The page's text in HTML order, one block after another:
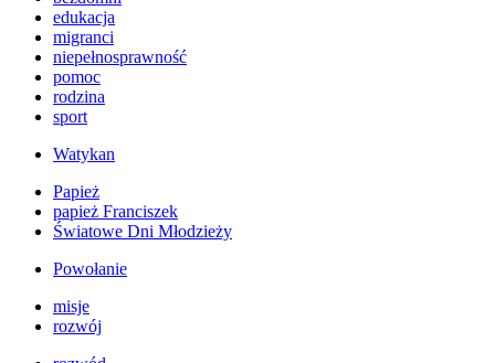
edukacja
migranci
niepełnosprawność
pomoc
rodzina
sport
Watykan
Papież
papież Franciszek
Światowe Dni Młodzieży
Powołanie
misje
rozwój